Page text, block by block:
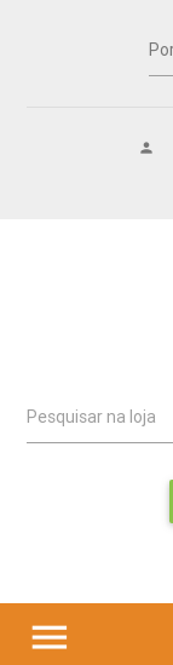
person
Pesquisar na loja
menu